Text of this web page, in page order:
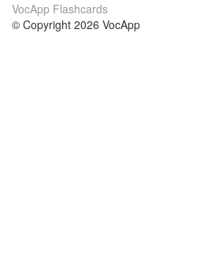
VocApp Flashcards
© Copyright 2026 VocApp